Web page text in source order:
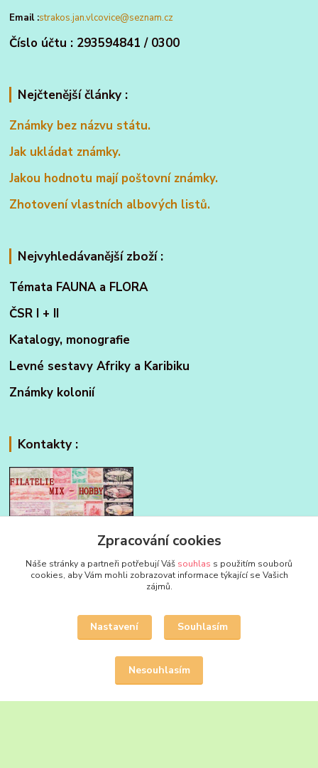
Email :strakos.jan.vlcovice@seznam.cz
Číslo účtu : 293594841 / 0300
Nejčtenější články :
Známky bez názvu státu.
Jak ukládat známky.
Jakou hodnotu mají poštovní známky.
Zhotovení vlastních albových listů.
Nejvyhledávanější zboží :
Témata FAUNA a FLORA
ČSR I + II
Katalogy, monografie
Levné sestavy Afriky a Karibiku
Známky kolonií
Kontakty :
FILATELIE MIX - HOBBY
Jan Strakoš
+420 604 580 592
Zpracování cookies
Náše stránky a partneři potřebují Váš souhlas s použitím souborů
cookies, aby Vám mohli zobrazovat informace týkající se Vašich
zájmů.
Nastavení Souhlasím
Nesouhlasím